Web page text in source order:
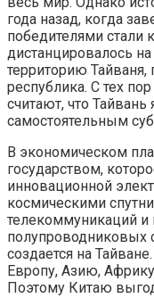
года назад, когда
победителями стали
дистанцировалось
территорию Тайваня,
республика. С тех
считают, что
самостоятельным
В экономическом
государством,
инновационной
космическими
телекоммуникаций
полупроводниковых
создается на
Европу, Азию,
Поэтому Китаю